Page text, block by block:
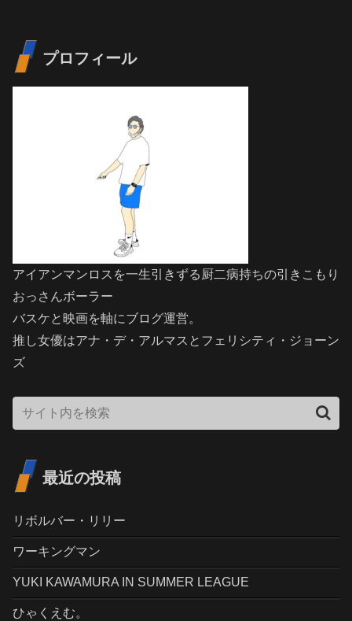
プロフィール
アイアンマンロスを一生引きずる厨二病持ちの引きこもり
おっさんボーラー
バスケと映画を軸にブログ運営。
推し女優はアナ・デ・アルマスとフェリシティ・ジョーン
ズ
最近の投稿
リボルバー・リリー
ワーキングマン
YUKI KAWAMURA IN SUMMER LEAGUE
ひゃくえむ。